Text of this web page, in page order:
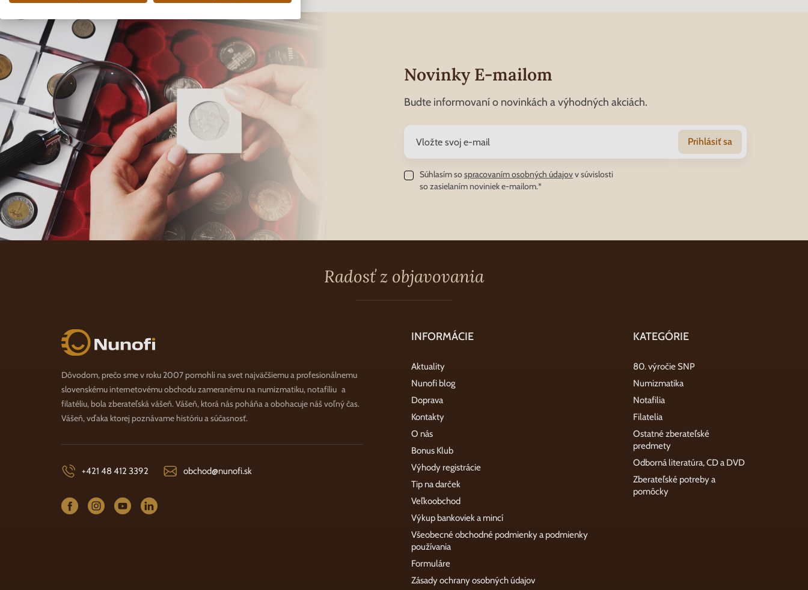
Novinky E-mailom
Budte informovaní o novinkách a výhodných akciách.
Prihlásiť sa
Súhlasím sospracovaním osobných údajovv súvislosti
so zasielaním noviniek e-mailom.*
Radosť z objavovania
Nunofi.sk
Dôvodom, prečo sme v roku 2007 pomohli na svet najväčšiemu a profesionálnemu
slovenskému internetovému obchodu zameranému na numizmatiku, notafíliu a
filatéliu, bola zberateľská vášeň. Vášeň, ktorá nás poháňa a obohacuje náš voľný čas.
Vášeň, vďaka ktorej poznávame históriu a súčasnosť.
+421 48 412 3392 obchod@nunofi.sk
INFORMÁCIE
Aktuality
Nunofi blog
Doprava
Kontakty
O nás
Bonus Klub
Výhody registrácie
Tip na darček
Veľkoobchod
Výkup bankoviek a mincí
Všeobecné obchodné podmienky a podmienky
používania
Formuláre
Zásady ochrany osobných údajov
KATEGÓRIE
80. výročie SNP
Numizmatika
Notafilia
Filatelia
Ostatné zberateľské
predmety
Odborná literatúra, CD a DVD
Zberateľské potreby a
pomôcky